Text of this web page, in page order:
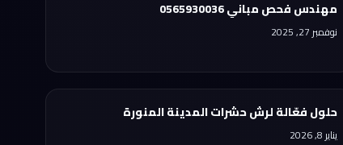
مهندس فحص مباني 0565930036
نوفمبر 27, 2025
حلول فعّالة لرش حشرات المدينة المنورة
يناير 8, 2026